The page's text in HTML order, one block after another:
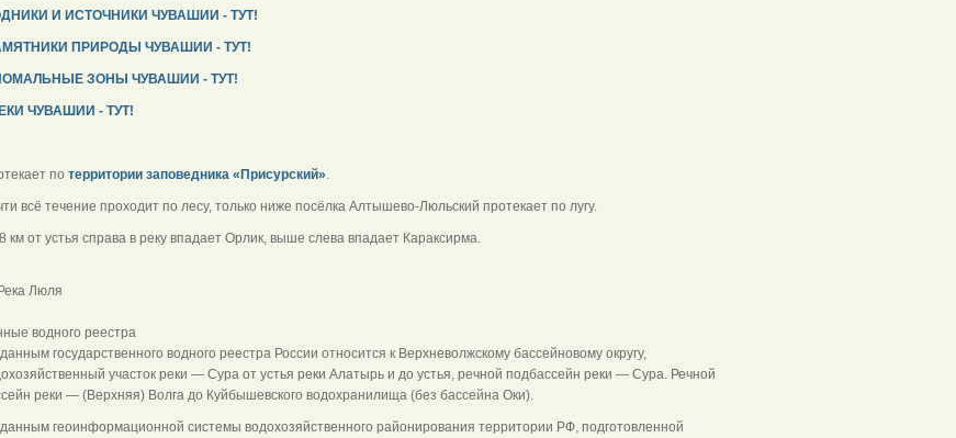
И ИСТОЧНИКИ ЧУВАШИИ - ТУТ!
ПРИРОДЫ ЧУВАШИИ - ТУТ!
ЗОНЫ ЧУВАШИИ - ТУТ!
ЧУВАШИИ - ТУТ!
по территории заповедника «Присурский».
всё течение проходит по лесу, только ниже посёлка Алтышево-Люльский протекает по лугу.
км от устья справа в реку впадает Орлик, выше слева впадает Караксирма.
водного реестра
государственного водного реестра России относится к Верхневолжскому бассейновому округу,
участок реки — Сура от устья реки Алатырь и до устья, речной подбассейн реки — Сура. Речной
реки — (Верхняя) Волга до Куйбышевского водохранилища (без бассейна Оки).
геоинформационной системы водохозяйственного районирования территории РФ, подготовленной